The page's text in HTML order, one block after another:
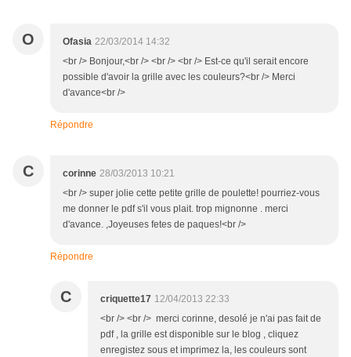
O Ofasia 22/03/2014 14:32
<br /> Bonjour,<br /> <br /> <br /> Est-ce qu'il serait encore
possible d'avoir la grille avec les couleurs?<br /> Merci
d'avance<br />
Répondre
C corinne 28/03/2013 10:21
<br /> super jolie cette petite grille de poulette! pourriez-vous
me donner le pdf s'il vous plait. trop mignonne . merci
d'avance. ,Joyeuses fetes de paques!<br />
Répondre
C criquette17 12/04/2013 22:33
<br /> <br /> merci corinne, desolé je n'ai pas fait de
pdf , la grille est disponible sur le blog , cliquez
enregistez sous et imprimez la, les couleurs sont